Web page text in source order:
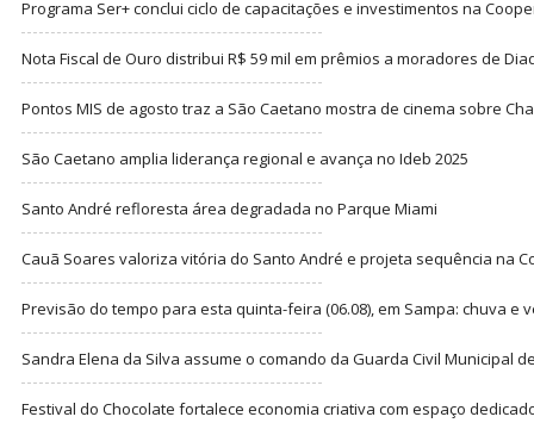
Programa Ser+ conclui ciclo de capacitações e investimentos na
Nota Fiscal de Ouro distribui R$ 59 mil em prêmios a moradores de
Pontos MIS de agosto traz a São Caetano mostra de cinema sobre
São Caetano amplia liderança regional e avança no Ideb 2025
Santo André refloresta área degradada no Parque Miami
Cauã Soares valoriza vitória do Santo André e projeta sequência na
Previsão do tempo para esta quinta-feira (06.08), em Sampa: chuva e
Sandra Elena da Silva assume o comando da Guarda Civil Municipal
Festival do Chocolate fortalece economia criativa com espaço